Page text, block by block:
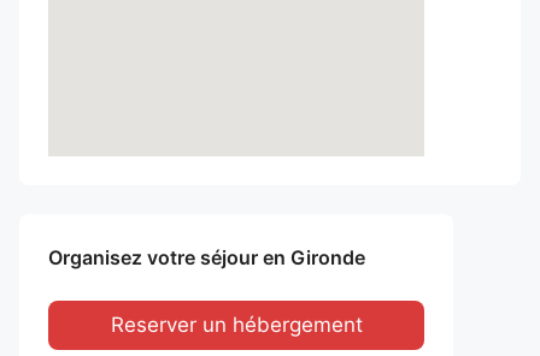
Organisez votre séjour en Gironde
Reserver un hébergement